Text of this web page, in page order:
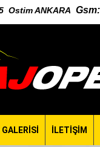
Ostim ANKARA Gsm:
İLETİŞİM